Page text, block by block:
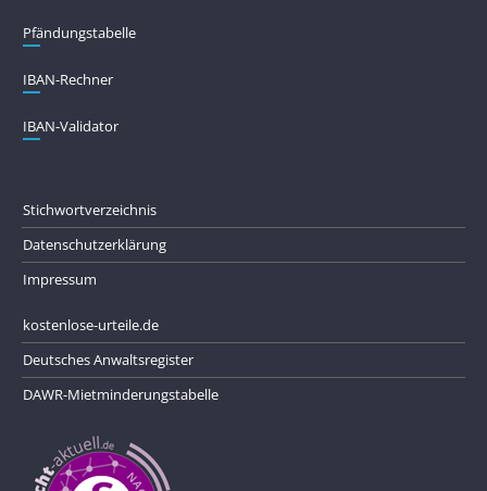
Pfändungs­tabelle
IBAN-Rechner
IBAN-Validator
Stichwortverzeichnis
Datenschutzerklärung
Impressum
kostenlose-urteile.de
Deutsches Anwaltsregister
DAWR-Mietminderungstabelle